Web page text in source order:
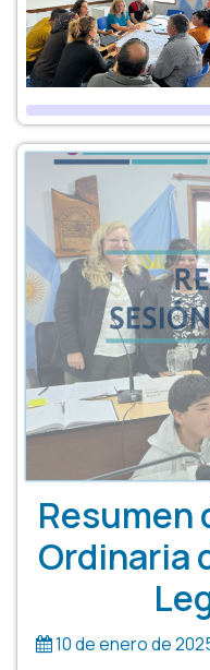
Resumen
Ordinaria
10 de enero de